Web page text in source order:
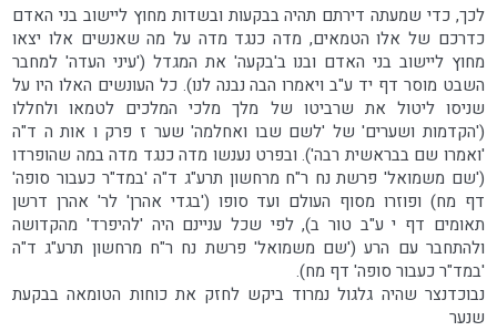
לכך, כדי שמעתה דירתם תהיה בבקעות ובשדות מחוץ ליישוב בני האדם
כדרכם של אלו הטמאים, מדה כנגד מדה על מה שאנשים אלו יצאו
מחוץ ליישוב בני האדם ובנו ב'בקעה' את המגדל ('עיני העדה' למחבר
השבט מוסר דף יד ע"ב ויאמרו הבה נבנה לנו). כל העונשים האלו היו על
שניסו ליטול את שרביטו של מלך מלכי המלכים לטמאו ולחללו
('הקדמות ושערים' של 'לשם שבו ואחלמה' שער ז פרק ו אות ה ד"ה
'ואמרו שם בבראשית רבה'). ובפרט נענשו מדה כנגד מדה במה שהופרדו
('שם משמואל' פרשת נח ר"ח מרחשון תרע"ג ד"ה 'במד"ר כעבור סופה'
דף מח) ופוזרו מסוף העולם ועד סופו ('בגדי אהרן' לר' אהרן דרשן
תאומים דף י ע"ב טור ב), לפי שכל עניינם היה 'להיפרד' מהקדושה
ולהתחבר עם הרע ('שם משמואל' פרשת נח ר"ח מרחשון תרע"ג ד"ה
'במד"ר כעבור סופה' דף מח).
נבוכדנצר שהיה גלגול נמרוד ביקש לחזק את כוחות הטומאה בבקעת
שנער